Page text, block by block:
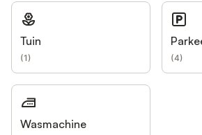
Tuin
(1) (4)
Wasmachine